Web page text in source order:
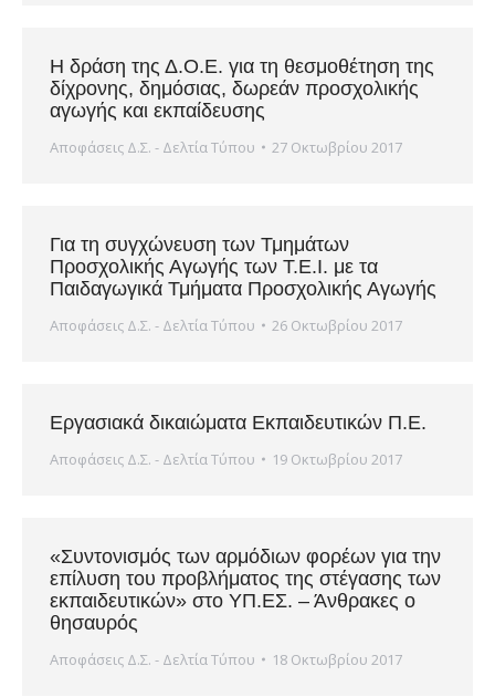
Η δράση της Δ.Ο.Ε. για τη θεσμοθέτηση της
δίχρονης, δημόσιας, δωρεάν προσχολικής
αγωγής και εκπαίδευσης
Αποφάσεις Δ.Σ. - Δελτία Τύπου 27 Οκτωβρίου 2017
Για τη συγχώνευση των Τμημάτων
Προσχολικής Αγωγής των Τ.Ε.Ι. με τα
Παιδαγωγικά Τμήματα Προσχολικής Αγωγής
Αποφάσεις Δ.Σ. - Δελτία Τύπου 26 Οκτωβρίου 2017
Εργασιακά δικαιώματα Εκπαιδευτικών Π.Ε.
Αποφάσεις Δ.Σ. - Δελτία Τύπου 19 Οκτωβρίου 2017
«Συντονισμός των αρμόδιων φορέων για την
επίλυση του προβλήματος της στέγασης των
εκπαιδευτικών» στο ΥΠ.ΕΣ. – Άνθρακες ο
θησαυρός
Αποφάσεις Δ.Σ. - Δελτία Τύπου 18 Οκτωβρίου 2017